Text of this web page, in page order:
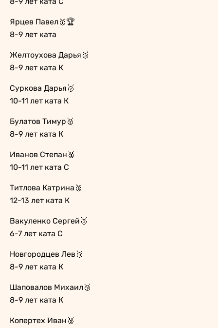
Ярцев Павел🥇🏆
8-9 лет ката
Желтоухова Дарья🥈
8-9 лет ката К
Суркова Дарья🥈
10-11 лет ката К
Булатов Тимур🥈
8-9 лет ката К
Иванов Степан🥈
10-11 лет ката С
Титлова Катрина🥉
12-13 лет ката К
Вакуленко Сергей🥉
6-7 лет ката С
Новгородцев Лев🥉
8-9 лет ката К
Шаповалов Михаил🥉
8-9 лет ката К
Копертех Иван🥉